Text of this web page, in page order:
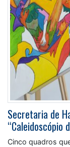
Secretaria de
“Caleidoscópio
Cinco quadros